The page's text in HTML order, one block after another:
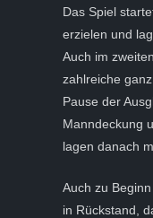
Das Spiel
erzielen und
Auch im
zahlreiche
Pause der
Manndeckung
lagen danach
Auch zu
in Rückstand,